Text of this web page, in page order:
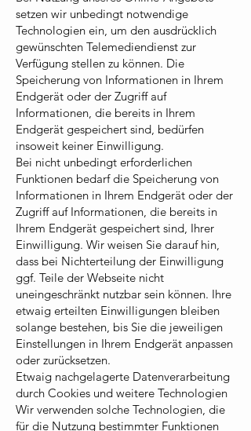
setzen wir unbedingt notwendige
Technologien ein, um den ausdrücklich
gewünschten Telemediendienst zur
Verfügung stellen zu können. Die
Speicherung von Informationen in Ihrem
Endgerät oder der Zugriff auf
Informationen, die bereits in Ihrem
Endgerät gespeichert sind, bedürfen
insoweit keiner Einwilligung.
Bei nicht unbedingt erforderlichen
Funktionen bedarf die Speicherung von
Informationen in Ihrem Endgerät oder der
Zugriff auf Informationen, die bereits in
Ihrem Endgerät gespeichert sind, Ihrer
Einwilligung. Wir weisen Sie darauf hin,
dass bei Nichterteilung der Einwilligung
ggf. Teile der Webseite nicht
uneingeschränkt nutzbar sein können. Ihre
etwaig erteilten Einwilligungen bleiben
solange bestehen, bis Sie die jeweiligen
Einstellungen in Ihrem Endgerät anpassen
oder zurücksetzen.
Etwaig nachgelagerte Datenverarbeitung
durch Cookies und weitere Technologien
Wir verwenden solche Technologien, die
für die Nutzung bestimmter Funktionen